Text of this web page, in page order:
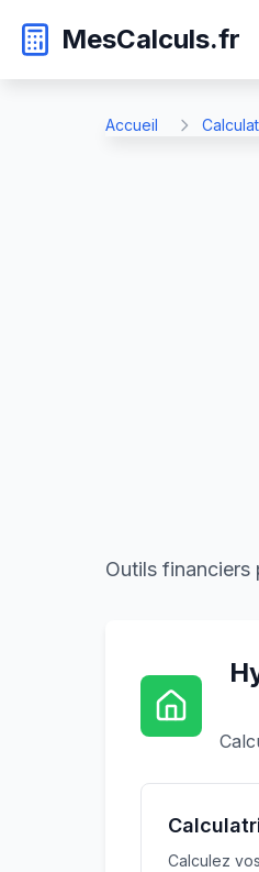
MesCalculs.fr
Accueil
Outils financiers
Calculez